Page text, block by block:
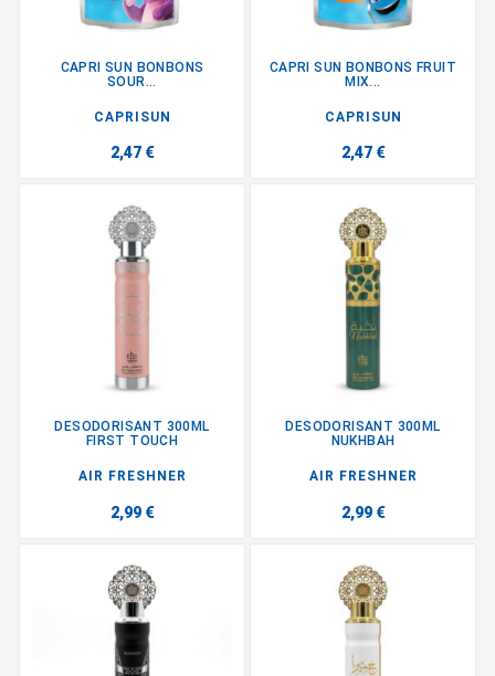
CAPRI SUN BONBONS
SOUR...
CAPRISUN
2,47 €
CAPRI SUN BONBONS FRUIT
MIX...
CAPRISUN
2,47 €
DESODORISANT 300ML
FIRST TOUCH
AIR FRESHNER
2,99 €
DESODORISANT 300ML
NUKHBAH
AIR FRESHNER
2,99 €